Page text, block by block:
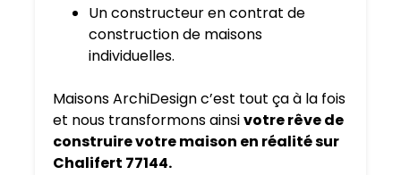
Un constructeur en contrat de
construction de maisons
individuelles.
Maisons ArchiDesign c’est tout ça à la fois
et nous transformons ainsivotre rêve de
construire votre maison en réalité sur
Chalifert 77144.